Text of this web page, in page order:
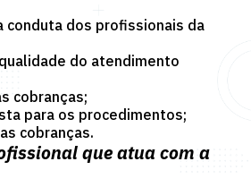
conduta dos profissionais da
do atendimento
cobranças;
para os procedimentos;
cobranças.
que atua com a